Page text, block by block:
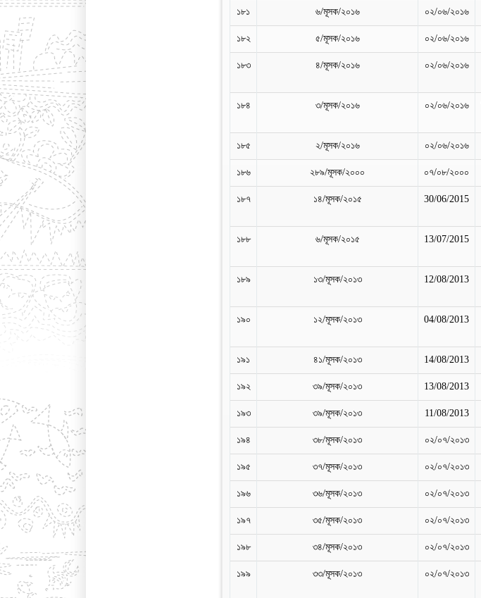
১৮১ ৬/মূসক/২০১৬ ০২/০৬/২০১৬
১৮২ ৫/মূসক/২০১৬ ০২/০৬/২০১৬
১৮৩ ৪/মূসক/২০১৬ ০২/০৬/২০১৬
১৮৪ ৩/মূসক/২০১৬ ০২/০৬/২০১৬
১৮৫ ২/মূসক/২০১৬ ০২/০৬/২০১৬
১৮৬ ২৮৯/মূসক/২০০০ ০৭/০৮/২০০০
১৮৭ ১৪/মূসক/২০১৫ 30/06/2015
১৮৮ ৬/মূসক/২০১৫ 13/07/2015
১৮৯ ১৩/মূসক/২০১৩ 12/08/2013
১৯০ ১২/মূসক/২০১৩ 04/08/2013
১৯১ ৪১/মূসক/২০১৩ 14/08/2013
১৯২ ৩৯/মূসক/২০১৩ 13/08/2013
১৯৩ ৩৯/মূসক/২০১৩ 11/08/2013
১৯৪ ৩৮/মূসক/২০১৩ ০২/০৭/২০১৩
১৯৫ ৩৭/মূসক/২০১৩ ০২/০৭/২০১৩
১৯৬ ৩৬/মূসক/২০১৩ ০২/০৭/২০১৩
১৯৭ ৩৫/মূসক/২০১৩ ০২/০৭/২০১৩
১৯৮ ৩৪/মূসক/২০১৩ ০২/০৭/২০১৩
১৯৯ ৩৩/মূসক/২০১৩ ০২/০৭/২০১৩